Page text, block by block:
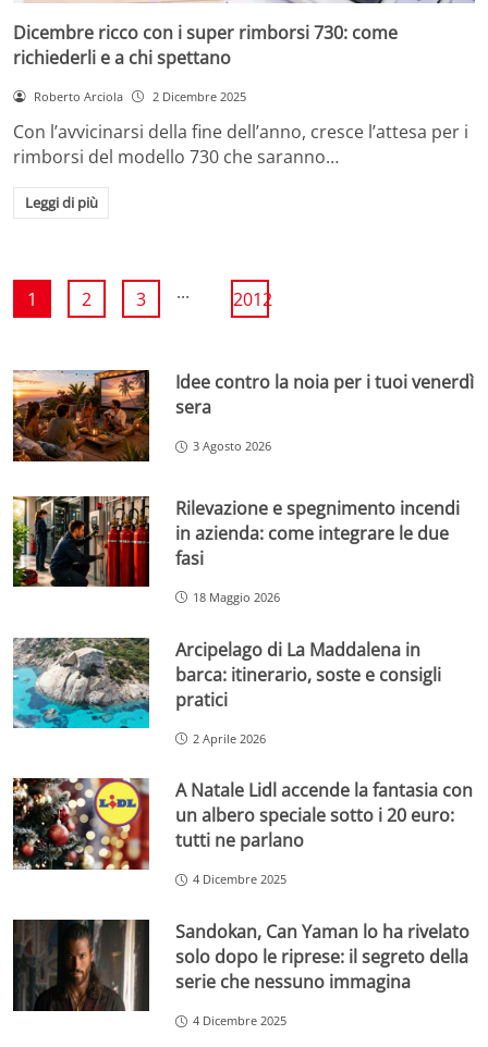
Dicembre ricco con i super rimborsi 730: come
richiederli e a chi spettano
Roberto Arciola 2 Dicembre 2025
Con l’avvicinarsi della fine dell’anno, cresce l’attesa per i
rimborsi del modello 730 che saranno…
Leggi di più
1 2 3 ... 2012
Idee contro la noia per i tuoi venerdì
sera
3 Agosto 2026
Rilevazione e spegnimento incendi
in azienda: come integrare le due
fasi
18 Maggio 2026
Arcipelago di La Maddalena in
barca: itinerario, soste e consigli
pratici
2 Aprile 2026
A Natale Lidl accende la fantasia con
un albero speciale sotto i 20 euro:
tutti ne parlano
4 Dicembre 2025
Sandokan, Can Yaman lo ha rivelato
solo dopo le riprese: il segreto della
serie che nessuno immagina
4 Dicembre 2025